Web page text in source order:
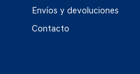
Envíos y devoluciones
Contacto